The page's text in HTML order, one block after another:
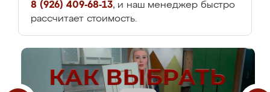
8 (926) 409-68-13, и наш менеджер быстро
рассчитает стоимость.